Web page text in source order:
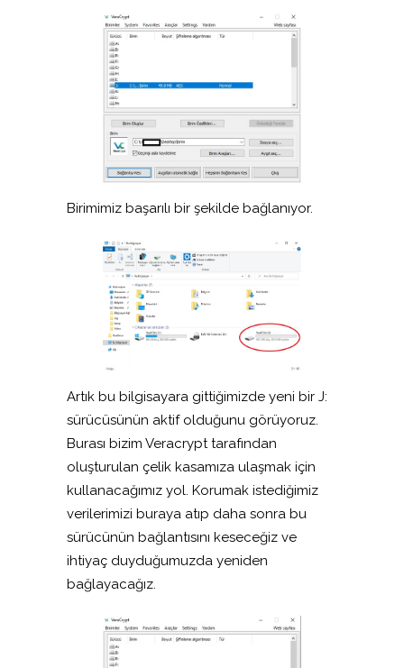
Birimimiz başarılı bir şekilde bağlanıyor.
Artık bu bilgisayara gittiğimizde yeni bir J:
sürücüsünün aktif olduğunu görüyoruz.
Burası bizim Veracrypt tarafından
oluşturulan çelik kasamıza ulaşmak için
kullanacağımız yol. Korumak istediğimiz
verilerimizi buraya atıp daha sonra bu
sürücünün bağlantısını keseceğiz ve
ihtiyaç duyduğumuzda yeniden
bağlayacağız.